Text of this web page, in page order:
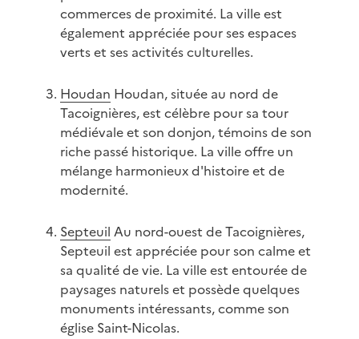
commerces de proximité. La ville est
également appréciée pour ses espaces
verts et ses activités culturelles.
Houdan Houdan, située au nord de
Tacoignières, est célèbre pour sa tour
médiévale et son donjon, témoins de son
riche passé historique. La ville offre un
mélange harmonieux d'histoire et de
modernité.
Septeuil Au nord-ouest de Tacoignières,
Septeuil est appréciée pour son calme et
sa qualité de vie. La ville est entourée de
paysages naturels et possède quelques
monuments intéressants, comme son
église Saint-Nicolas.